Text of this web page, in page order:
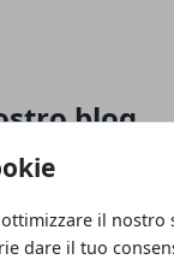
il nostro
dare il tuo
blog
articoli